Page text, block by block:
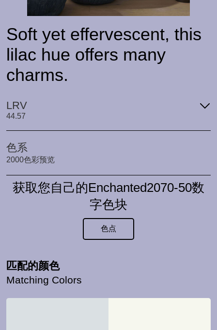
Soft yet effervescent, this
lilac hue offers many
charms.
LRV
44.57
色系
2000色彩预览
获取您自己的Enchanted2070-50数
字色块
色点
匹配的颜色
Matching Colors